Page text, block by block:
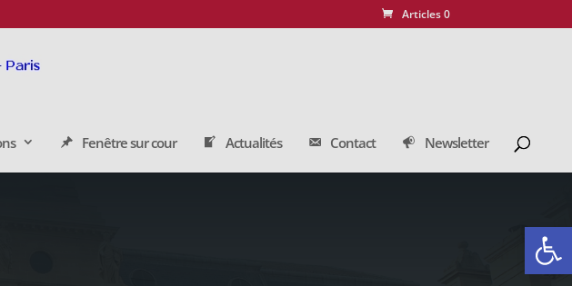
Ouvrir
Articles 0
Fenêtre sur cour Actualités Contact Newsletter